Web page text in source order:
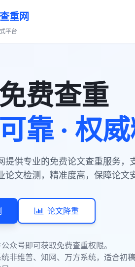
重网
平台
费查重
靠 · 权
提供专业的免费论文查重服务，
论文检测，精准度高，保障论文
论文降重
众号即可获取免费查重权限。
非维普、知网、万方系统，适合初